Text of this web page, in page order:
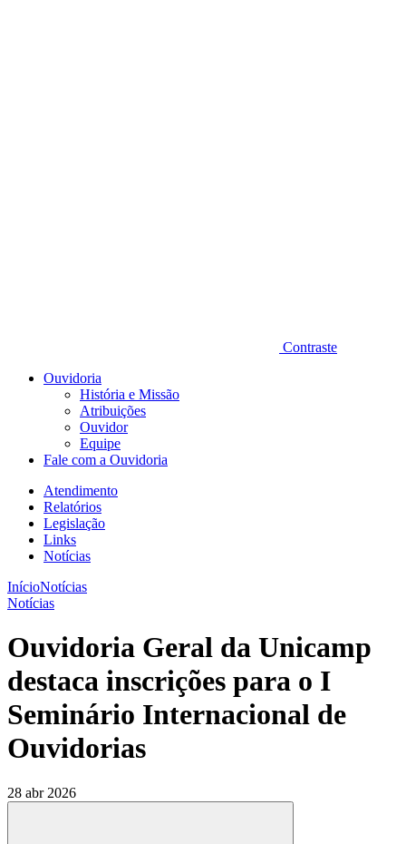
Contraste
Ouvidoria
História e Missão
Atribuições
Ouvidor
Equipe
Fale com a Ouvidoria
Atendimento
Relatórios
Legislação
Links
Notícias
InícioNotícias
Notícias
Ouvidoria Geral da Unicamp
destaca inscrições para o I
Seminário Internacional de
Ouvidorias
28 abr 2026